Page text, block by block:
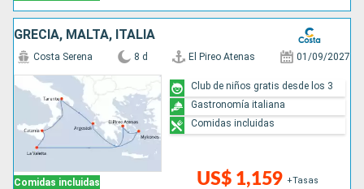
GRECIA, MALTA, ITALIA
Comidas incluidas
Costa Serena 8 d El Pireo Atenas 01/09/2027
US$ 1,159 +Tasas
Club de niños gratis desde los 3
Gastronomía italiana
Comidas incluidas